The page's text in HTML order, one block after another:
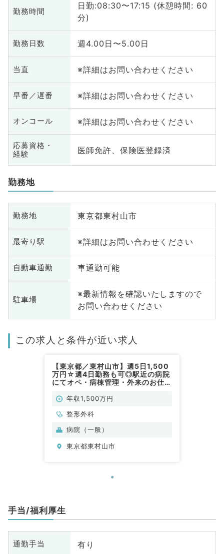
勤務時間
日勤:08:30〜17:15 (休憩時間: 60
分)
勤務日数 週4.00日〜5.00日
当直 ※詳細はお問い合わせください
早番／遅番 ※詳細はお問い合わせください
オンコール ※詳細はお問い合わせください
応募資格・
経験
医師免許、保険医登録済
勤務地
勤務地 東京都東村山市
最寄り駅 ※詳細はお問い合わせください
自動車通勤 車通勤可能
駐車場
※最新情報を確認いたしますので
お問い合わせください
この求人と条件が近い求人
【東京都／東村山市】週5日1,500
万円☆週4日勤務も可◎駅近の病院
にてオペ・病棟管理・外来のお仕事
年収1,500万円
整形外科
病院（一般）
東京都東村山市
手当/福利厚生
通勤手当 有り